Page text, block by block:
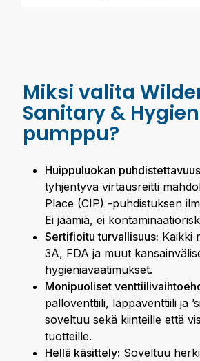
Miksi valita
Sanitary &
pumppu?
Huippuluokan
tyhjentyvä virtausreitti
Place (CIP) -puhdistuksen
Ei jäämiä, ei
Sertifioitu turvallisuus: Kaikki
3A, FDA ja muut
hygieniavaatimukset.
Monipuoliset
palloventtiili, läppäventtiili ja
soveltuu sekä kiinteille että
tuotteille.
Hellä käsittely: Soveltuu